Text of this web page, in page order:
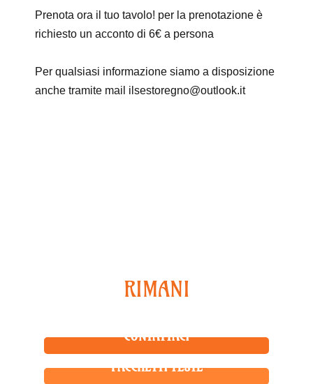
Prenota ora il tuo tavolo! per la prenotazione è
richiesto un acconto di 6€ a persona
Per qualsiasi informazione siamo a disposizione
anche tramite mail ilsestoregno@outlook.it
RIMANI
CONTATTACI
PACCHETTI FESTE